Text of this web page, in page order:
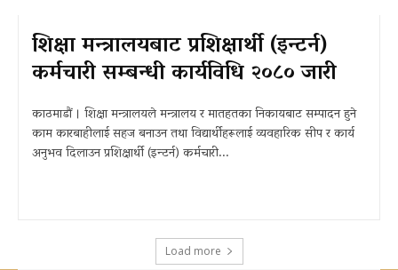
शिक्षा मन्त्रालयबाट प्रशिक्षार्थी (इन्टर्न)
कर्मचारी सम्बन्धी कार्यविधि २०८० जारी
काठमाडौं । शिक्षा मन्त्रालयले मन्त्रालय र मातहतका निकायबाट सम्पादन हुने
काम कारबाहीलाई सहज बनाउन तथा विद्यार्थीहरूलाई व्यवहारिक सीप र कार्य
अनुभव दिलाउन प्रशिक्षार्थी (इन्टर्न) कर्मचारी...
Load more